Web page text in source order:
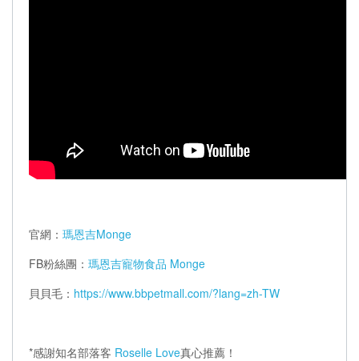
官網： 瑪恩吉Monge
FB粉絲團： 瑪恩吉寵物食品 Monge
貝貝毛： https://www.bbpetmall.com/?lang=zh-TW
*感謝知名部落客 Roselle Love真心推薦！